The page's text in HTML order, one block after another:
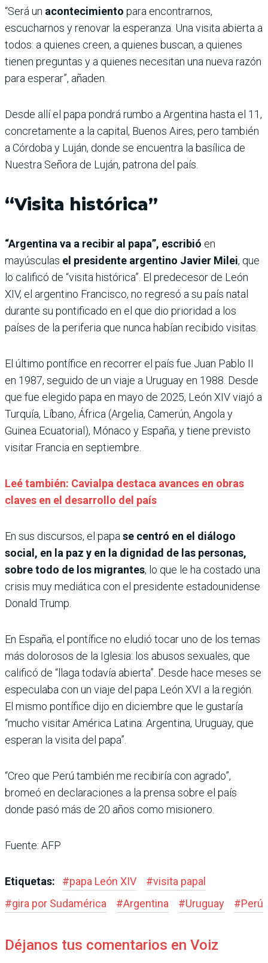
“Será un acontecimiento para encontrarnos,
escucharnos y renovar la esperanza. Una visita abierta a
todos: a quienes creen, a quienes buscan, a quienes
tienen preguntas y a quienes necesitan una nueva razón
para esperar”, añaden.
Desde allí el papa pondrá rumbo a Argentina hasta el 11,
concretamente a la capital, Buenos Aires, pero también
a Córdoba y Luján, donde se encuentra la basílica de
Nuestra Señora de Luján, patrona del país.
“Visita histórica”
“Argentina va a recibir al papa”, escribió en
mayúsculas el presidente argentino Javier Milei, que
lo calificó de “visita histórica”. El predecesor de León
XIV, el argentino Francisco, no regresó a su país natal
durante su pontificado en el que dio prioridad a los
países de la periferia que nunca habían recibido visitas.
El último pontífice en recorrer el país fue Juan Pablo II
en 1987, seguido de un viaje a Uruguay en 1988. Desde
que fue elegido papa en mayo de 2025, León XIV viajó a
Turquía, Líbano, África (Argelia, Camerún, Angola y
Guinea Ecuatorial), Mónaco y España, y tiene previsto
visitar Francia en septiembre.
Leé también: Cavialpa destaca avances en obras
claves en el desarrollo del país
En sus discursos, el papa se centró en el diálogo
social, en la paz y en la dignidad de las personas,
sobre todo de los migrantes, lo que le ha costado una
crisis muy mediática con el presidente estadounidense
Donald Trump.
En España, el pontífice no eludió tocar uno de los temas
más dolorosos de la Iglesia: los abusos sexuales, que
calificó de “llaga todavía abierta”. Desde hace meses se
especulaba con un viaje del papa León XVI a la región.
El mismo pontífice dijo en diciembre que le gustaría
“mucho visitar América Latina: Argentina, Uruguay, que
esperan la visita del papa”.
“Creo que Perú también me recibiría con agrado”,
bromeó en declaraciones a la prensa sobre el país
donde pasó más de 20 años como misionero.
Fuente: AFP
Etiquetas: #papa León XIV #visita papal
#gira por Sudamérica #Argentina #Uruguay #Perú
Déjanos tus comentarios en Voiz